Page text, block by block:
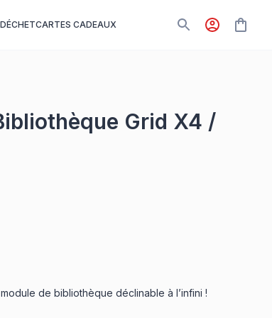
CARTES CADEAUX
Grid X4 /
de bibliothèque déclinable à l’infini !